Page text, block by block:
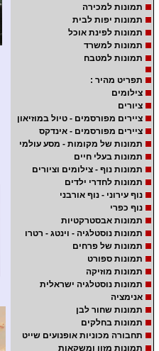
תמונות למכירה
תמונות יפות לבית
תמונות לפינת אוכל
תמונות למשרד
תמונות למטבח
תפריט מהיר :
צילומים
ציורים
ציירים מפורסמים - טיול במוזיאון
ציירים מפורסמים - אינדקס
תמונות של מקומות - מסע עולמי
תמונות בעלי חיים
תמונות נוף - צילומים וציורים
תמונות לחדרי ילדים
נוף עירוני - נוף אורבני
נוף כפרי
תמונות אבסטרקטיות
תמונות נוסטלגיה - וינטג - רטרו
תמונות של פרחים
תמונות ספורט
תמונות מוזיקה
תמונות נוסטלגיה ישראלית
אנימציה
תמונות שחור לבן
תמונות בחלקים
תחבורה מכוניות אופנועים שייט
תמונות מזון ומשקאות